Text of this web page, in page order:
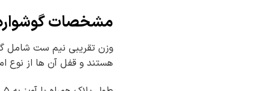
مشخصات گوشواره
هستند و قفل آن ها از نوع